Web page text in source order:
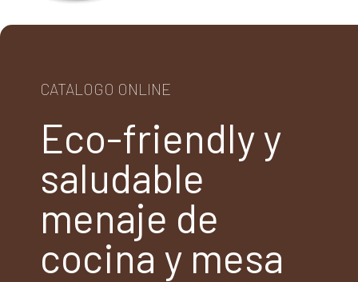
CATALOGO ONLINE
Eco-friendly y
saludable
menaje de
cocina y mesa